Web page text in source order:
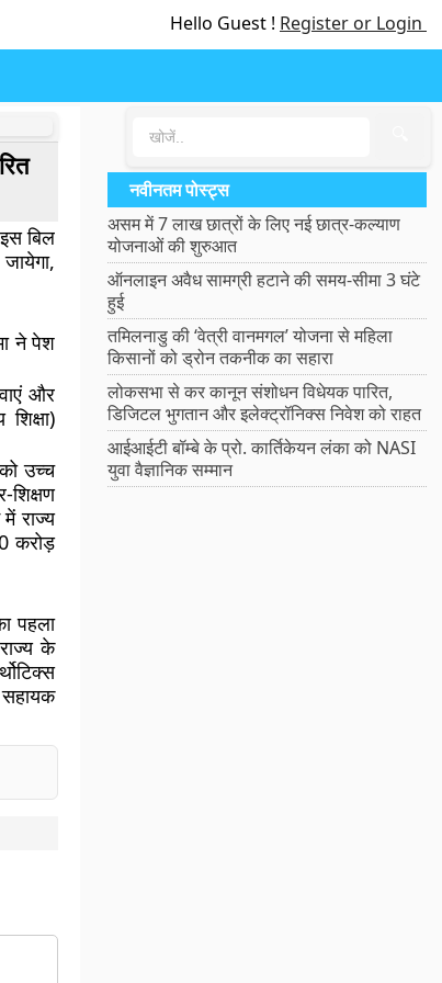
Hello Guest ! Register or Login
बिल
ने पेश
और
उच्च
राज्य
करोड़
पहला
के
सहायक
नवीनतम पोस्ट्स
असम में 7 लाख छात्रों के लिए नई छात्र-कल्याण
योजनाओं की शुरुआत
ऑनलाइन अवैध सामग्री हटाने की समय-सीमा 3 घंटे
हुई
तमिलनाडु की ‘वेत्री वानमगल’ योजना से महिला
किसानों को ड्रोन तकनीक का सहारा
लोकसभा से कर कानून संशोधन विधेयक पारित,
डिजिटल भुगतान और इलेक्ट्रॉनिक्स निवेश को राहत
आईआईटी बॉम्बे के प्रो. कार्तिकेयन लंका को NASI
युवा वैज्ञानिक सम्मान